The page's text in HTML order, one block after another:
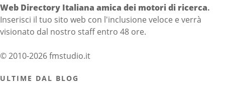
Web Directory Italiana amica dei motori di ricerca.
Inserisci il tuo sito web con l'inclusione veloce e verrà
visionato dal nostro staff entro 48 ore.
© 2010-2026 fmstudio.it
ULTIME DAL BLOG